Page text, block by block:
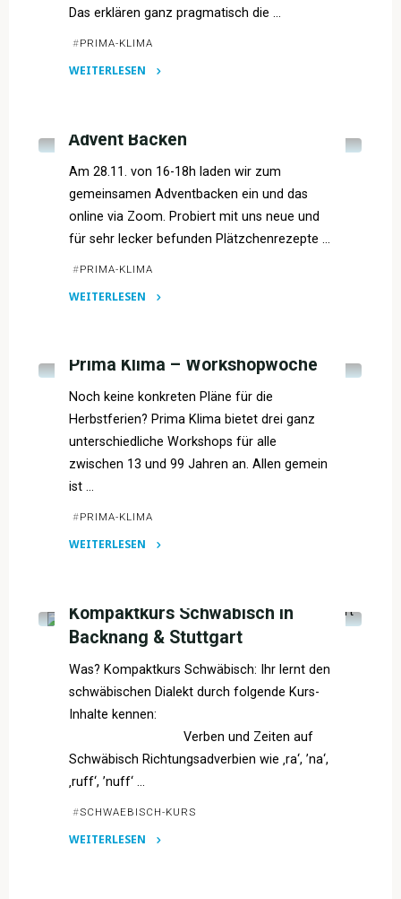
Das erklären ganz pragmatisch die …
#PRIMA-KLIMA
WEITERLESEN
Advent Backen
Am 28.11. von 16-18h laden wir zum
gemeinsamen Adventbacken ein und das
online via Zoom. Probiert mit uns neue und
für sehr lecker befunden Plätzchenrezepte …
#PRIMA-KLIMA
WEITERLESEN
Prima Klima – Workshopwoche
Noch keine konkreten Pläne für die
Herbstferien? Prima Klima bietet drei ganz
unterschiedliche Workshops für alle
zwischen 13 und 99 Jahren an. Allen gemein
ist …
#PRIMA-KLIMA
WEITERLESEN
–
Workshopwoche"
Kompaktkurs Schwäbisch in
Backnang & Stuttgart
Was? Kompaktkurs Schwäbisch: Ihr lernt den
schwäbischen Dialekt durch folgende Kurs-
Inhalte kennen:
Verben und Zeiten auf
Schwäbisch Richtungsadverbien wie ‚ra‘, ’na‘,
‚ruff‘, ’nuff‘ …
#SCHWAEBISCH-KURS
WEITERLESEN